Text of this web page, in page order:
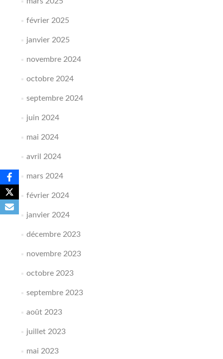
février 2025
janvier 2025
novembre 2024
octobre 2024
septembre 2024
juin 2024
mai 2024
avril 2024
mars 2024
février 2024
janvier 2024
décembre 2023
novembre 2023
octobre 2023
septembre 2023
août 2023
juillet 2023
mai 2023